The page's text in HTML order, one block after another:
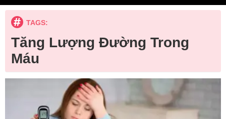
TAGS:
Tăng Lượng Đường Trong
Máu